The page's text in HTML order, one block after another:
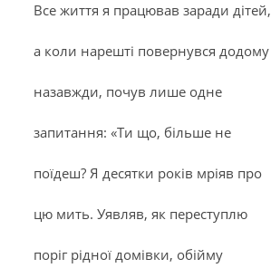
Все життя я працював заради дітей,
а коли нарешті повернувся додому
назавжди, почув лише одне
запитання: «Ти що, більше не
поїдеш? Я десятки років мріяв про
цю мить. Уявляв, як переступлю
поріг рідної домівки, обійму